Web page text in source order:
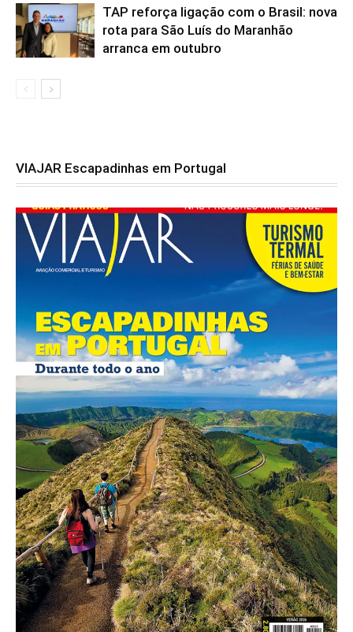
TAP reforça ligação com o Brasil: nova
rota para São Luís do Maranhão
arranca em outubro
VIAJAR Escapadinhas em Portugal